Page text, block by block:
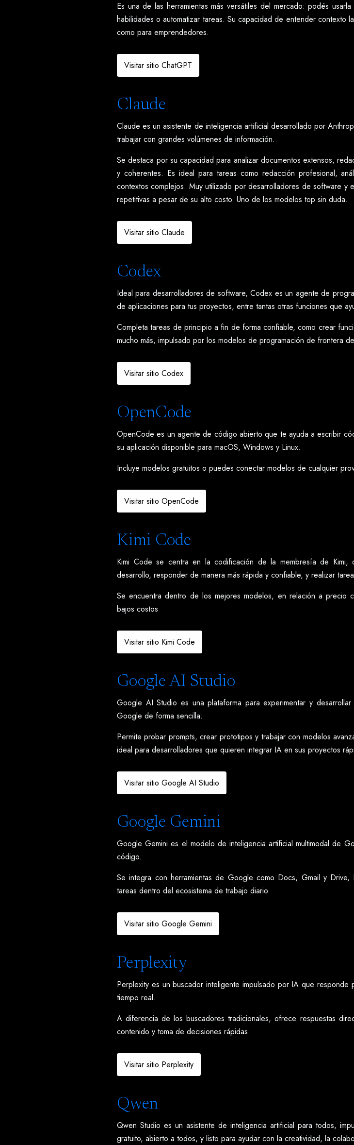
Es una de las herramientas más versátiles del mercado: podés
habilidades o automatizar tareas. Su capacidad de entender contexto
como para emprendedores.
Visitar sitio ChatGPT
Claude
Claude es un asistente de inteligencia artificial desarrollado por
trabajar con grandes volúmenes de información.
Se destaca por su capacidad para analizar documentos extensos,
y coherentes. Es ideal para tareas como redacción profesional,
contextos complejos. Muy utilizado por desarrolladores de software y
repetitivas a pesar de su alto costo. Uno de los modelos top sin duda.
Visitar sitio Claude
Codex
Ideal para desarrolladores de software, Codex es un agente de
de aplicaciones para tus proyectos, entre tantas otras funciones que
Completa tareas de principio a fin de forma confiable, como crear
mucho más, impulsado por los modelos de programación de frontera
Visitar sitio Codex
OpenCode
OpenCode es un agente de código abierto que te ayuda a escribir
su aplicación disponible para macOS, Windows y Linux.
Incluye modelos gratuitos o puedes conectar modelos de cualquier
Visitar sitio OpenCode
Kimi Code
Kimi Code se centra en la codificación de la membresía de
desarrollo, responder de manera más rápida y confiable, y realizar
Se encuentra dentro de los mejores modelos, en relación a precio
bajos costos
Visitar sitio Kimi Code
Google AI Studio
Google AI Studio es una plataforma para experimentar y
Google de forma sencilla.
Permite probar prompts, crear prototipos y trabajar con modelos
ideal para desarrolladores que quieren integrar IA en sus proyectos
Visitar sitio Google AI Studio
Google Gemini
Google Gemini es el modelo de inteligencia artificial multimodal de
código.
Se integra con herramientas de Google como Docs, Gmail y
tareas dentro del ecosistema de trabajo diario.
Visitar sitio Google Gemini
Perplexity
Perplexity es un buscador inteligente impulsado por IA que responde
tiempo real.
A diferencia de los buscadores tradicionales, ofrece respuestas
contenido y toma de decisiones rápidas.
Visitar sitio Perplexity
Qwen
Qwen Studio es un asistente de inteligencia artificial para todos,
gratuito, abierto a todos, y listo para ayudar con la creatividad, la